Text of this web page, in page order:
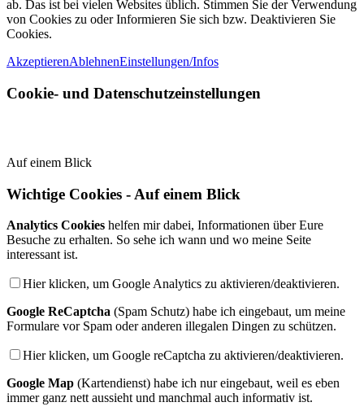
ab. Das ist bei vielen Websites üblich. Stimmen Sie der Verwendung
von Cookies zu oder Informieren Sie sich bzw. Deaktivieren Sie
Cookies.
AkzeptierenAblehnenEinstellungen/Infos
Cookie- und Datenschutzeinstellungen
Auf einem Blick
Wichtige Cookies - Auf einem Blick
Analytics Cookies helfen mir dabei, Informationen über Eure
Besuche zu erhalten. So sehe ich wann und wo meine Seite
interessant ist.
Hier klicken, um Google Analytics zu aktivieren/deaktivieren.
Google ReCaptcha (Spam Schutz) habe ich eingebaut, um meine
Formulare vor Spam oder anderen illegalen Dingen zu schützen.
Hier klicken, um Google reCaptcha zu aktivieren/deaktivieren.
Google Map (Kartendienst) habe ich nur eingebaut, weil es eben
immer ganz nett aussieht und manchmal auch informativ ist.